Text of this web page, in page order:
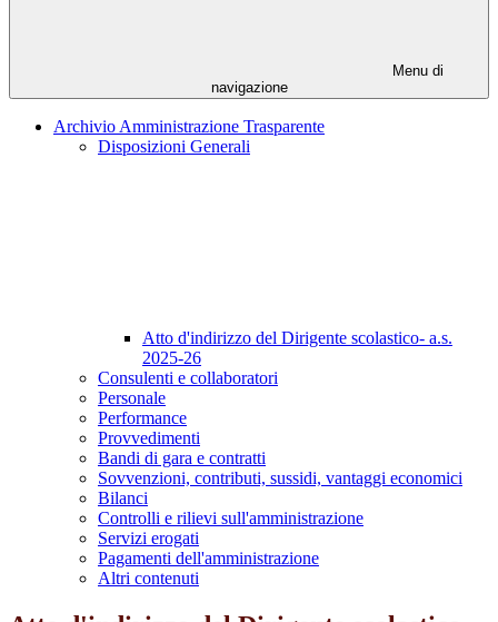
Menu di
navigazione
Archivio Amministrazione Trasparente
Disposizioni Generali
Atto d'indirizzo del Dirigente scolastico- a.s.
2025-26
Consulenti e collaboratori
Personale
Performance
Provvedimenti
Bandi di gara e contratti
Sovvenzioni, contributi, sussidi, vantaggi economici
Bilanci
Controlli e rilievi sull'amministrazione
Servizi erogati
Pagamenti dell'amministrazione
Altri contenuti